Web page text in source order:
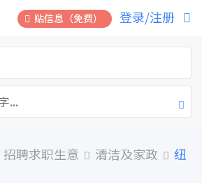
贴信息（免费） 登录/注册
招聘求职生意 清洁及家政
纽